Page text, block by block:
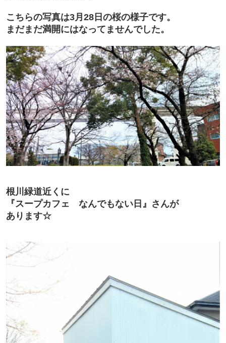
こちらの写真は3月28日の桜の様子です。
まだまだ満開にはなってませんでした。
根川緑道近くに
『スープカフェ なんでもない日』さんが
あります☆